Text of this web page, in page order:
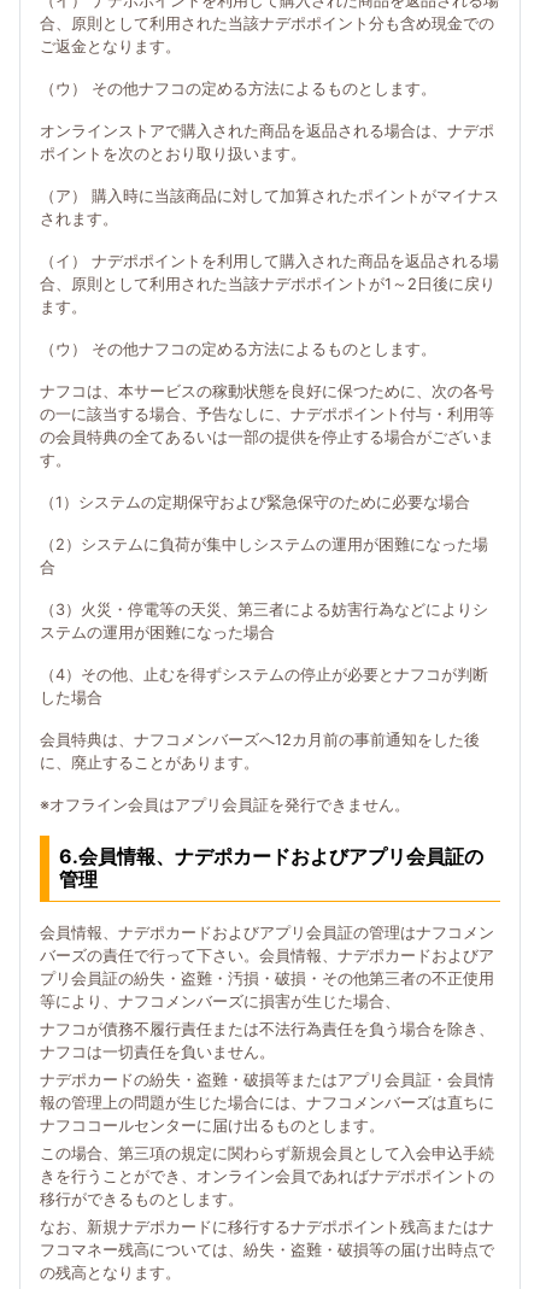
合、原則として利用された当該ナデポポイント分も含め現金での
ご返金となります。
（ウ） その他ナフコの定める方法によるものとします。
オンラインストアで購入された商品を返品される場合は、ナデポ
ポイントを次のとおり取り扱います。
（ア） 購入時に当該商品に対して加算されたポイントがマイナス
されます。
（イ） ナデポポイントを利用して購入された商品を返品される場
合、原則として利用された当該ナデポポイントが1～2日後に戻り
ます。
（ウ） その他ナフコの定める方法によるものとします。
ナフコは、本サービスの稼動状態を良好に保つために、次の各号
の一に該当する場合、予告なしに、ナデポポイント付与・利用等
の会員特典の全てあるいは一部の提供を停止する場合がございま
す。
（1）システムの定期保守および緊急保守のために必要な場合
（2）システムに負荷が集中しシステムの運用が困難になった場
合
（3）火災・停電等の天災、第三者による妨害行為などによりシ
ステムの運用が困難になった場合
（4）その他、止むを得ずシステムの停止が必要とナフコが判断
した場合
会員特典は、ナフコメンバーズへ12カ月前の事前通知をした後
に、廃止することがあります。
※オフライン会員はアプリ会員証を発行できません。
6.会員情報、ナデポカードおよびアプリ会員証の
管理
会員情報、ナデポカードおよびアプリ会員証の管理はナフコメン
バーズの責任で行って下さい。会員情報、ナデポカードおよびア
プリ会員証の紛失・盗難・汚損・破損・その他第三者の不正使用
等により、ナフコメンバーズに損害が生じた場合、
ナフコが債務不履行責任または不法行為責任を負う場合を除き、
ナフコは一切責任を負いません。
ナデポカードの紛失・盗難・破損等またはアプリ会員証・会員情
報の管理上の問題が生じた場合には、ナフコメンバーズは直ちに
ナフココールセンターに届け出るものとします。
この場合、第三項の規定に関わらず新規会員として入会申込手続
きを行うことができ、オンライン会員であればナデポポイントの
移行ができるものとします。
なお、新規ナデポカードに移行するナデポポイント残高またはナ
フコマネー残高については、紛失・盗難・破損等の届け出時点で
の残高となります。